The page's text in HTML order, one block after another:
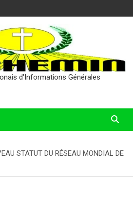
d'Informations Générales
STATUT DU RÉSEAU MONDIAL DE